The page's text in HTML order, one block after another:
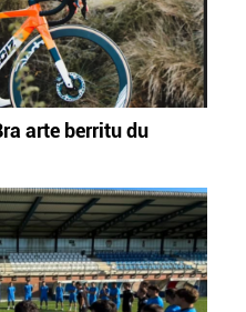
arte berritu du